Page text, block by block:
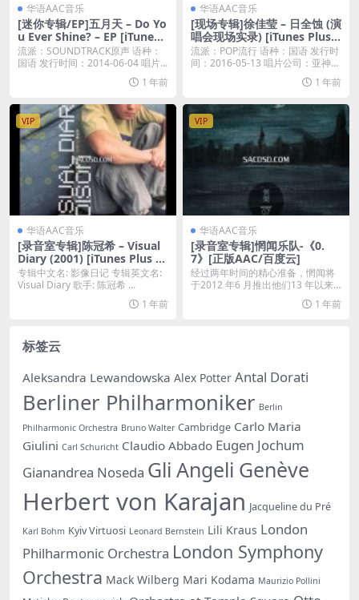
华语AAC音乐
[迷你专辑/EP]五月天 – Do Yo
u Ever Shine? – EP [iTunes
Plus M4A]
流派：SOUNDTRACK原声 语种：
国语 发行时间：2014-06-04 唱片...
1 年前
华语AAC音乐
[现场专辑]徐佳莹 – 日全蚀 (演
唱会现场实录) [iTunes Plus
M4A]
流派：POP流行 语种：国语 发行时
间：2016-05-13 唱片公司：亚神音
1 年前
VIP
华语AAC音乐
[录音室专辑]陈冠希 – Visual
Diary (2001) [iTunes Plus M
4A]
专辑中文名: 影像日记 专辑英文名:
Visual Diary 歌手: 陈冠希 ...
1 年前
VIP
华语AAC音乐
[录音室专辑]惘闻乐队-《0.
7》[正版AAC/百度云]
经过两年时间的精心准备，惘闻将
于2012 年6 月推出他们13 年以来
1 年前
标签云
Aleksandra Lewandowska Alex Potter Antal Dorati
Berliner Philharmoniker Berlin
Philharmonic Orchestra Bruno Walter Cambridge Carlo Maria
Giulini Carl Schuricht Claudio Abbado Eugen Jochum
Gianandrea Noseda Gli Angeli Genève
Herbert von Karajan Jacqueline du Pré
Karl Bohm Kyiv Virtuosi Leonard Bernstein Lili Kraus London
Philharmonic Orchestra London Symphony
Orchestra Mack Wilberg Mari Kodama Maurizio Pollini